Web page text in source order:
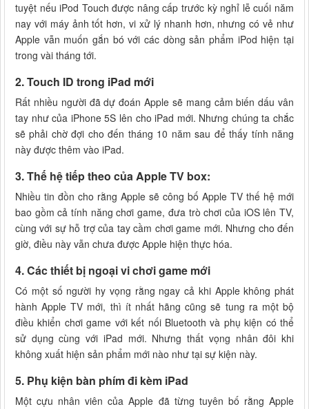
tuyệt nếu iPod Touch được nâng cấp trước kỳ nghỉ lễ cuối năm
nay với máy ảnh tốt hơn, vi xử lý nhanh hơn, nhưng có vẻ như
Apple vẫn muốn gắn bó với các dòng sản phẩm iPod hiện tại
trong vài tháng tới.
2. Touch ID trong iPad mới
Rất nhiều người đã dự đoán Apple sẽ mang cảm biến dấu vân
tay như của iPhone 5S lên cho iPad mới. Nhưng chúng ta chắc
sẽ phải chờ đợi cho đến tháng 10 năm sau để thấy tính năng
này được thêm vào iPad.
3. Thế hệ tiếp theo của Apple TV box:
Nhiều tin đồn cho rằng Apple sẽ công bố Apple TV thế hệ mới
bao gồm cả tính năng chơi game, đưa trò chơi của iOS lên TV,
cùng với sự hỗ trợ của tay cầm chơi game mới. Nhưng cho đến
giờ, điều này vẫn chưa được Apple hiện thực hóa.
4. Các thiết bị ngoại vi chơi game mới
Có một số người hy vọng rằng ngay cả khi Apple không phát
hành Apple TV mới, thì ít nhất hãng cũng sẽ tung ra một bộ
điều khiển chơi game với kết nối Bluetooth và phụ kiện có thể
sử dụng cùng với iPad mới. Nhưng thất vọng nhân đôi khi
không xuất hiện sản phẩm mới nào như tại sự kiện này.
5. Phụ kiện bàn phím đi kèm iPad
Một cựu nhân viên của Apple đã từng tuyên bố rằng Apple